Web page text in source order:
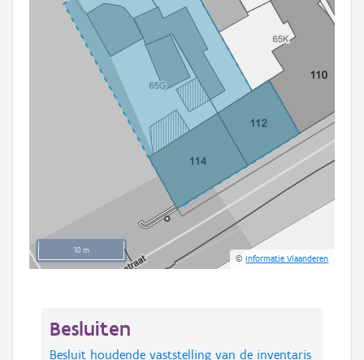
10 m
©Informatie Vlaanderen
Besluiten
Besluit houdende vaststelling van de inventaris